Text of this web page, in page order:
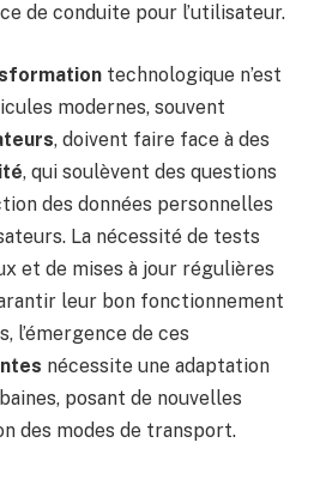
de conduite pour l’utilisateur.
technologique n’est
modernes, souvent
, doivent faire face à des
, qui soulèvent des questions
des données personnelles
La nécessité de tests
et de mises à jour régulières
leur bon fonctionnement
l’émergence de ces
nécessite une adaptation
posant de nouvelles
des modes de transport.